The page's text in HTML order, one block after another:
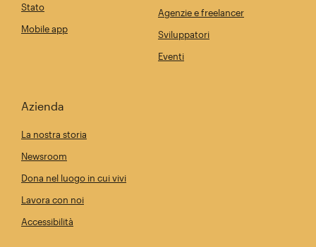
Stato
Mobile app
Agenzie e freelancer
Sviluppatori
Eventi
Azienda
La nostra storia
Newsroom
Dona nel luogo in cui vivi
Lavora con noi
Accessibilità